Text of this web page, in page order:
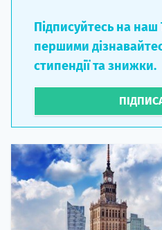
Підписуйтесь на наш
першими
стипендії та знижки.